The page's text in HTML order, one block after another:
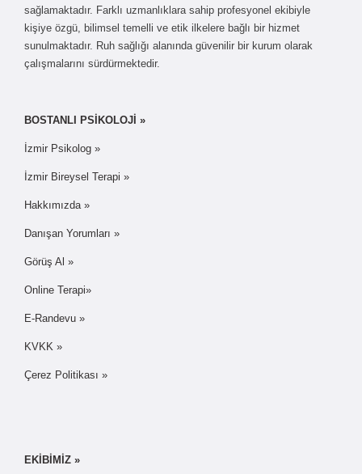
sağlamaktadır. Farklı uzmanlıklara sahip profesyonel ekibiyle
kişiye özgü, bilimsel temelli ve etik ilkelere bağlı bir hizmet
sunulmaktadır. Ruh sağlığı alanında güvenilir bir kurum olarak
çalışmalarını sürdürmektedir.
BOSTANLI PSİKOLOJİ »
İzmir Psikolog »
İzmir Bireysel Terapi »
Hakkımızda »
Danışan Yorumları »
Görüş Al »
Online Terapi»
E-Randevu »
KVKK »
Çerez Politikası »
EKİBİMİZ »